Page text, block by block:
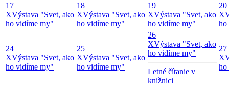
17
XVýstava "Svet, ako
ho vidíme my"
18
XVýstava "Svet, ako
ho vidíme my"
19
XVýstava "Svet, ako
ho vidíme my"
20
X
ho
24
XVýstava "Svet, ako
ho vidíme my"
25
XVýstava "Svet, ako
ho vidíme my"
26
XVýstava "Svet, ako
ho vidíme my"
Letné čítanie v
knižnici
27
X
ho